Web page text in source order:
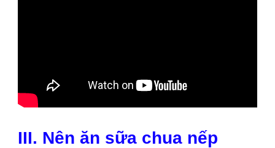
III. Nên ăn sữa chua nếp